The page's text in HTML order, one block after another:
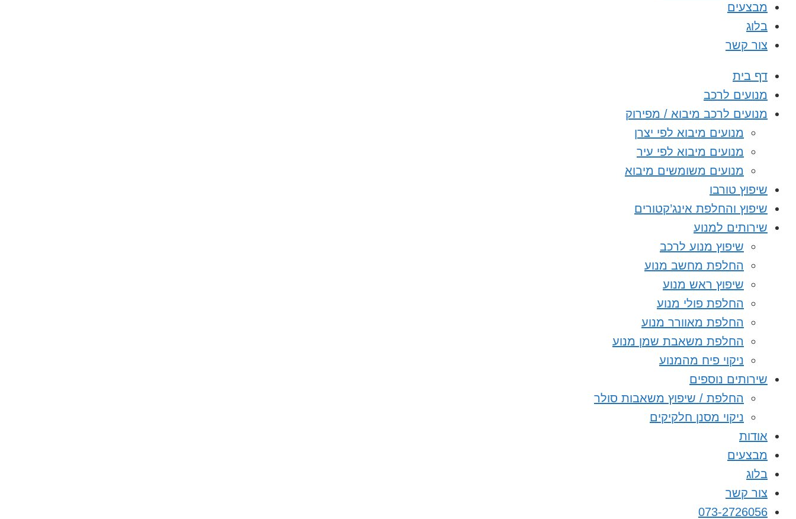
מבצעים
בלוג
צור קשר
דף בית
מנועים לרכב
מנועים לרכב מיבוא / מפירוק
מנועים מיבוא לפי יצרן
מנועים מיבוא לפי עיר
מנועים משומשים מיבוא
שיפוץ טורבו
שיפוץ והחלפת אינג’קטורים
שירותים למנוע
שיפוץ מנוע לרכב
החלפת מחשב מנוע
שיפוץ ראש מנוע
החלפת פולי מנוע
החלפת מאוורר מנוע
החלפת משאבת שמן מנוע
ניקוי פיח מהמנוע
שירותים נוספים
החלפת / שיפוץ משאבות סולר
ניקוי מסנן חלקיקים
אודות
מבצעים
בלוג
צור קשר
073-2726056